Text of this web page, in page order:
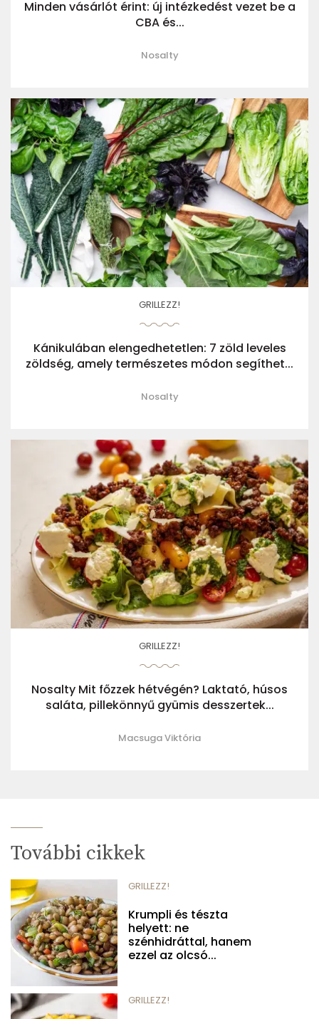
Minden vásárlót érint: új intézkedést vezet be a
CBA és...
Nosalty
GRILLEZZ!
Kánikulában elengedhetetlen: 7 zöld leveles
zöldség, amely természetes módon segíthet...
Nosalty
GRILLEZZ!
Nosalty Mit főzzek hétvégén? Laktató, húsos
saláta, pillekönnyű gyümis desszertek...
Macsuga Viktória
További cikkek
GRILLEZZ!
Krumpli és tészta
helyett: ne
szénhidráttal, hanem
ezzel az olcsó...
GRILLEZZ!